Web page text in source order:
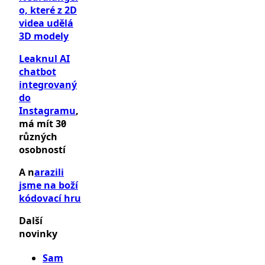
o, které z 2D
videa udělá
3D modely
Leaknul AI
chatbot
integrovaný
do
Instagramu,
má mít 30
různých
osobností
A narazili
jsme na boží
kódovací hru
Další
novinky
Sam